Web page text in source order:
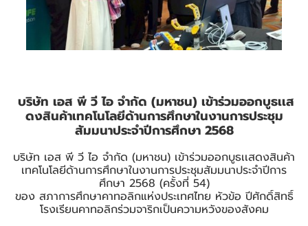
บริษัท เอส พี วี ไอ จำกัด (มหาชน) เข้าร่วมออกบูธเเส
ดงสินค้าเทคโนโลยีด้านการศึกษาในงานการประชุม
สัมมนาประจำปีการศึกษา 2568
บริษัท เอส พี วี ไอ จำกัด (มหาชน) เข้าร่วมออกบูธเเสดงสินค้า
เทคโนโลยีด้านการศึกษาในงานการประชุมสัมมนาประจำปีการ
ศึกษา 2568 (ครั้งที่ 54)
ของ สภาการศึกษาคาทอลิกแห่งประเทศไทย หัวข้อ ปีศักดิ์สิทธิ์
โรงเรียนคาทอลิกร่วมจาริกเป็นความหวังของสังคม